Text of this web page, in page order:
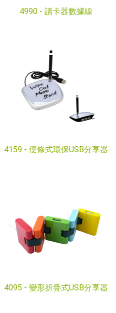
4990 - 讀卡器數據線
4159 - 便條式環保USB分享器
4095 - 變形折疊式USB分享器